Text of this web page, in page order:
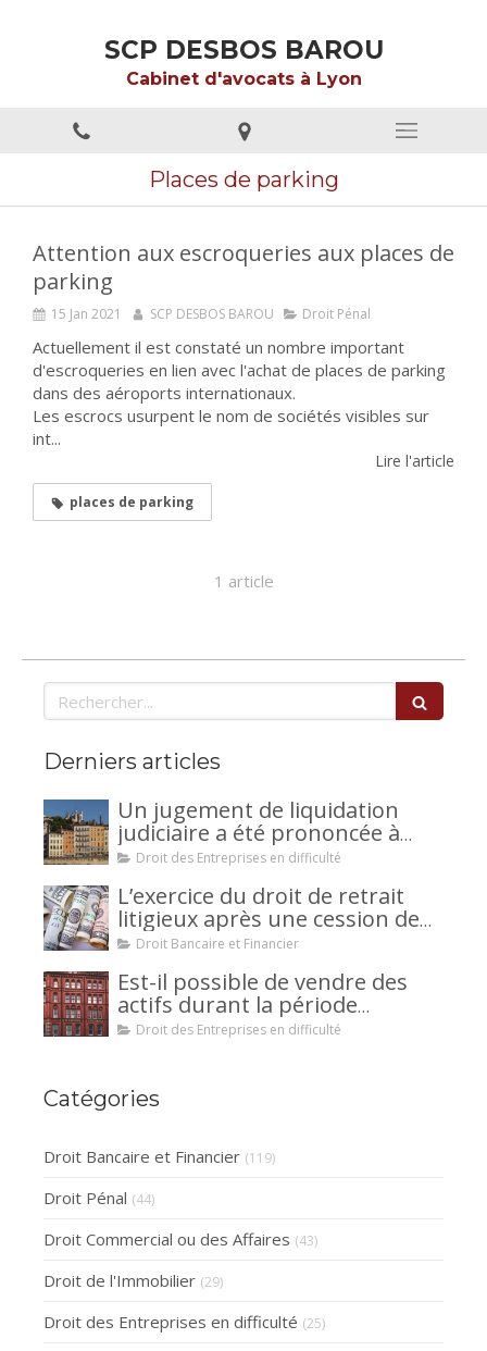
SCP DESBOS BAROU
Cabinet d'avocats à Lyon
Places de parking
Attention aux escroqueries aux places de
parking
15 Jan 2021 SCP DESBOS BAROU Droit Pénal
Actuellement il est constaté un nombre important
d'escroqueries en lien avec l'achat de places de parking
dans des aéroports internationaux.
Les escrocs usurpent le nom de sociétés visibles sur
int...
Lire l'article
places de parking
1 article
Rechercher
Derniers articles
Un jugement de liquidation
judiciaire a été prononcée à
votre encontre : comment
Droit des Entreprises en difficulté
L’exercice du droit de retrait
litigieux après une cession de
créance : un mécanisme
la caution.
Droit Bancaire et Financier
Est-il possible de vendre des
actifs durant la période
d’observation d’un
Droit des Entreprises en difficulté
Catégories
Droit Bancaire et Financier (119)
Droit Pénal (44)
Droit Commercial ou des Affaires (43)
Droit de l'Immobilier (29)
Droit des Entreprises en difficulté (25)